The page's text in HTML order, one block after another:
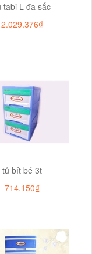
tabi L đa sắc
2.029.376₫
tủ bít bé 3t
714.150₫